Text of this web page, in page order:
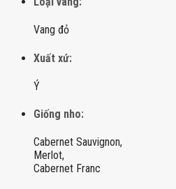
Vang đỏ
Xuất xứ:
Ý
Giống nho:
Cabernet Sauvignon,
Merlot,
Cabernet Franc